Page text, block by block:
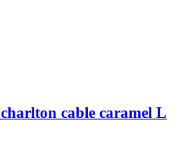
cable caramel L